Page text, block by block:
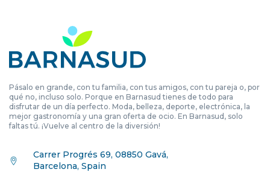
Pásalo en grande, con tu familia, con tus amigos, con tu pareja o, por
qué no, incluso solo. Porque en Barnasud tienes de todo para
disfrutar de un día perfecto. Moda, belleza, deporte, electrónica, la
mejor gastronomía y una gran oferta de ocio. En Barnasud, solo
faltas tú. ¡Vuelve al centro de la diversión!
Carrer Progrés 69, 08850 Gavá,
Barcelona, Spain